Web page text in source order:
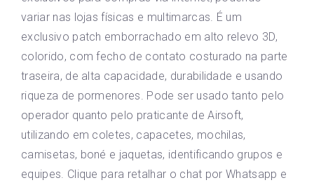
variar nas lojas físicas e multimarcas. É um
exclusivo patch emborrachado em alto relevo 3D,
colorido, com fecho de contato costurado na parte
traseira, de alta capacidade, durabilidade e usando
riqueza de pormenores. Pode ser usado tanto pelo
operador quanto pelo praticante de Airsoft,
utilizando em coletes, capacetes, mochilas,
camisetas, boné e jaquetas, identificando grupos e
equipes. Clique para retalhar o chat por Whatsapp e